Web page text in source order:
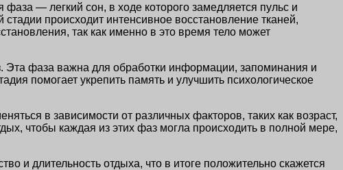
— легкий сон, в ходе которого замедляется пульс и
происходит интенсивное восстановление тканей,
так как именно в это время тело может
фаза важна для обработки информации, запоминания и
помогает укрепить память и улучшить психологическое
в зависимости от различных факторов, таких как возраст,
чтобы каждая из этих фаз могла происходить в полной мере,
и длительность отдыха, что в итоге положительно скажется